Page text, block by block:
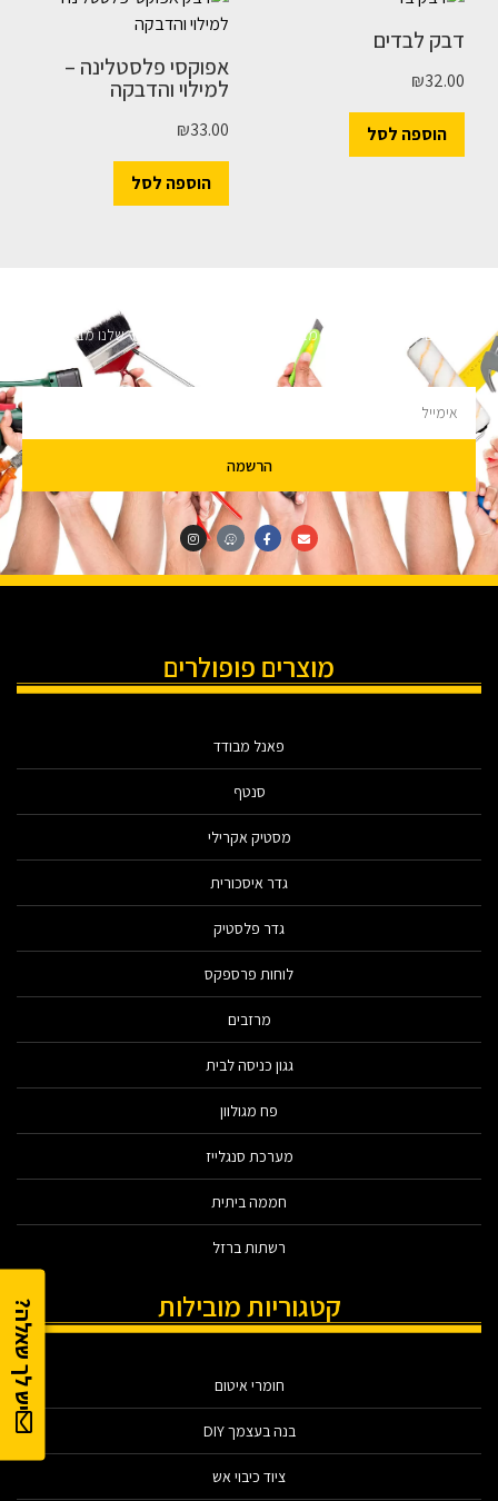
יש לך שאלה?
דבק לבדים
₪32.00
הוספה לסל
אפוקסי פלסטלינה –
למילוי והדבקה
₪33.00
הוספה לסל
השארו מעודכנים
מעוניינים לקבל עדכונים על מבצעים והנחות הירשמו לניוזלטר שלנו מבטיחים לא
הרשמה
מוצרים פופולרים
פאנל מבודד
סנטף
מסטיק אקרילי
גדר איסכורית
גדר פלסטיק
לוחות פרספקס
מרזבים
גגון כניסה לבית
פח מגולוון
מערכת סנגלייז
חממה ביתית
רשתות ברזל
קטגוריות מובילות
חומרי איטום
בנה בעצמך DIY
ציוד כיבוי אש